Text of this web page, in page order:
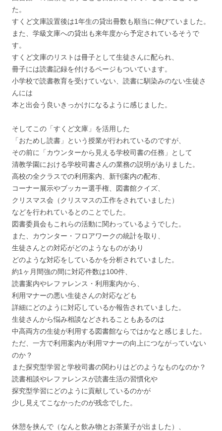
た。
すくど文庫設置後は1年生の貸出冊数も順当に伸びていました。
また、学級文庫への貸出も来年度から予定されているそうで
す。
すくど文庫のリストは冊子として生徒さんに配られ、
冊子には読書記録を付けるページもついています。
小学校で読書教育を受けていない、読書に馴染みのない生徒さ
んには
本と出会う良いきっかけになるように感じました。
そしてこの「すくど文庫」を活用した
「おためし読書」という授業が行われているのですが、
その前に「カウンターから見える学校司書の任務」として
清教学園における学校司書さんの業務の説明がありました。
高校の全クラスでの利用案内、新刊案内の配布、
コーナー展示やブッカー選手権、図書館クイズ、
クリスマス会（クリスマスの工作をされていました）
などを行われているとのことでした。
図書委員会もこれらの活動に関わっているようでした。
また、カウンター・フロアワークの統計を取り、
生徒さんとの対応がどのようなものがあり
どのような対応をしているかを分析されていました。
約1ヶ月間強の間に対応件数は100件、
読書案内やレファレンス・利用案内から、
利用マナーの悪い生徒さんの対応なども
詳細にどのように対応しているか報告されていました。
生徒さんから悩み相談などされることもあるのは
中高両方の生徒が利用する図書館ならではかなと感じました。
ただ、一方で利用案内が利用マナーの向上につながっていない
のか？
また探究型学習と学校司書の関わりはどのようなものなのか？
読書相談やレファレンスが読書生活の習慣化や
探究型学習にどのように貢献しているのかが
少し見えてこなかったのが残念でした。
休憩を挟んで（なんと飲み物とお茶菓子が出ました）、